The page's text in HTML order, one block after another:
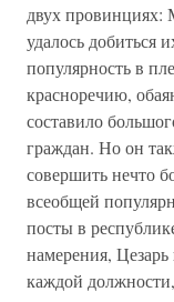
двух провинциях:
удалось добиться
популярность в
красноречию,
составило
граждан. Но он
совершить нечто
всеобщей
посты в
намерения,
каждой